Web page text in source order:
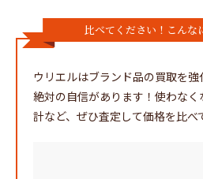
比べてください！こんな
ウリエルはブランド品の買取を
絶対の自信があります！使わな
計など、ぜひ査定して価格を比べ